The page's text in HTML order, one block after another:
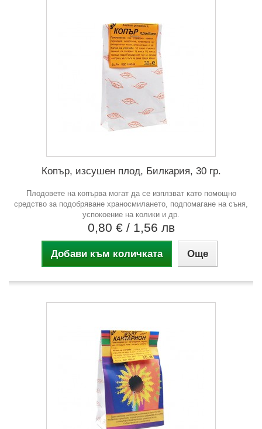
Копър, изсушен плод, Билкария, 30 гр.
Плодовете на копърва могат да се изплзват като помощно
средство за подобряване храносмилането, подпомагане на съня,
успокоение на колики и др.
0,80 € / 1,56 лв
Добави към количката Още